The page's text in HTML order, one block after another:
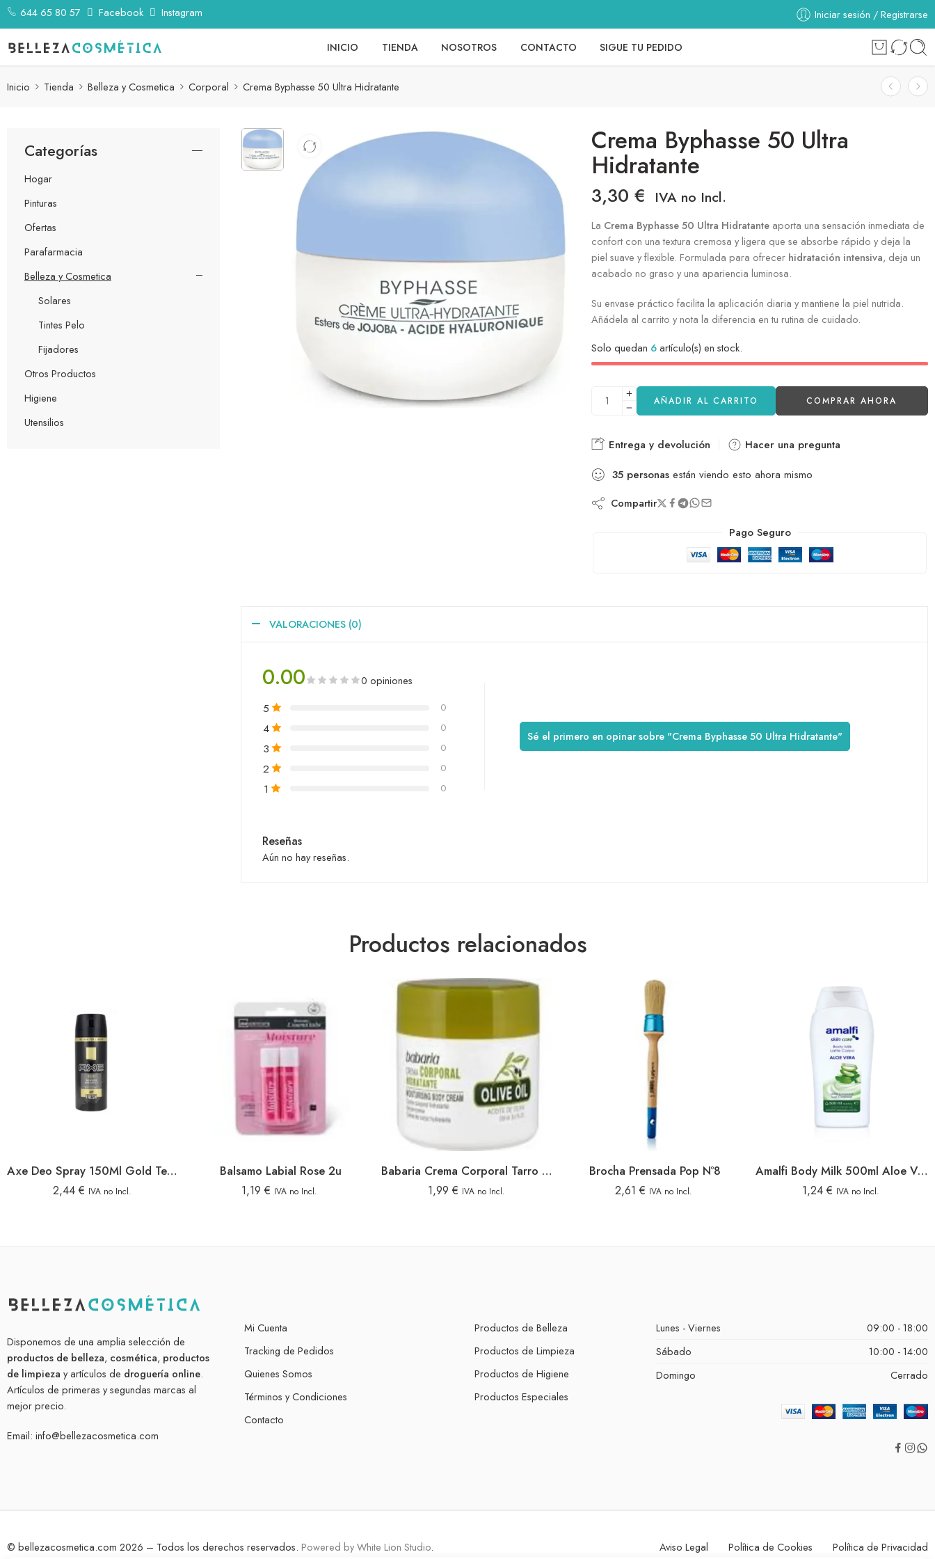
644 65 80 57 Facebook Instagram Iniciar sesión / Registrarse
INICIO TIENDA NOSOTROS CONTACTO SIGUE TU PEDIDO
Inicio Tienda Belleza y Cosmetica Corporal Crema Byphasse 50 Ultra Hidratante
Crema Byphasse 50 Ultra
Hidratante
3,30 € IVA no Incl.
La Crema Byphasse 50 Ultra Hidratante aporta una sensación inmediata de
confort con una textura cremosa y ligera que se absorbe rápido y deja la
piel suave y flexible. Formulada para ofrecer hidratación intensiva, deja un
acabado no graso y una apariencia luminosa.
Su envase práctico facilita la aplicación diaria y mantiene la piel nutrida.
Añádela al carrito y nota la diferencia en tu rutina de cuidado.
Solo quedan 6artículo(s) en stock.
AÑADIR AL CARRITO COMPRAR AHORA
Entrega y devolución
Hacer una pregunta
35 personas están viendo esto ahora mismo
Compartir
Pago Seguro
VALORACIONES (0)
0.00 0 opiniones
5 0
4 0
3 0
2 0
1 0
Sé el primero en opinar sobre "Crema Byphasse 50 Ultra Hidratante"
Reseñas
Aún no hay reseñas.
Categorías
Hogar
Pinturas
Ofertas
Parafarmacia
Belleza y Cosmetica
Solares
Tintes Pelo
Fijadores
Otros Productos
Higiene
Utensilios
Productos relacionados
Axe Deo Spray 150Ml Gold Temptation
2,44 € IVA no Incl.
Balsamo Labial Rose 2u
1,19 € IVA no Incl.
Babaria Crema Corporal Tarro 250ml Aceite Oliva
1,99 € IVA no Incl.
Brocha Prensada Pop Nº8
2,61 € IVA no Incl.
Amalfi Body Milk 500ml Aloe Vera
1,24 € IVA no Incl.
Disponemos de una amplia selección de
productos de belleza, cosmética, productos
de limpieza y artículos de droguería online.
Artículos de primeras y segundas marcas al
mejor precio.
Email: info@bellezacosmetica.com
Mi Cuenta
Tracking de Pedidos
Quienes Somos
Términos y Condiciones
Contacto
Productos de Belleza
Productos de Limpieza
Productos de Higiene
Productos Especiales
Lunes - Viernes
09:00 - 18:00
Sábado
10:00 - 14:00
Domingo
Cerrado
© bellezacosmetica.com 2026 – Todos los derechos reservados. Powered byWhite Lion Studio. Aviso Legal Política de Cookies Política de Privacidad